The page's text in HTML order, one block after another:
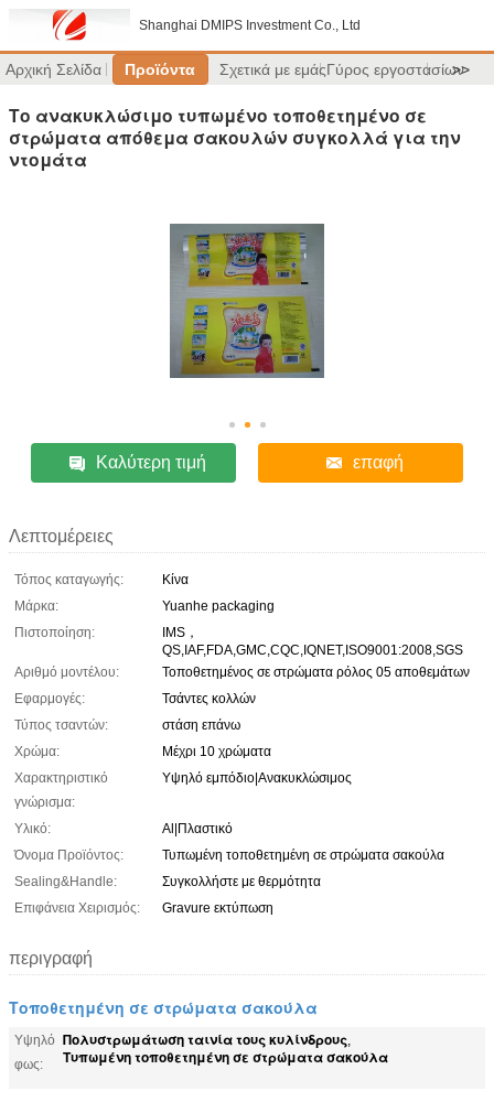
Shanghai DMIPS Investment Co., Ltd
Αρχική Σελίδα Προϊόντα Σχετικά με εμάςΓύρος εργοστασίων
>>
Το ανακυκλώσιμο τυπωμένο τοποθετημένο σε
στρώματα απόθεμα σακουλών συγκολλά για την
ντομάτα
Καλύτερη τιμή επαφή
Λεπτομέρειες
Τόπος καταγωγής:
Κίνα
Μάρκα:
Yuanhe packaging
Πιστοποίηση:
IMS，
QS,IAF,FDA,GMC,CQC,IQNET,ISO9001:2008,SGS
Αριθμό μοντέλου:
Τοποθετημένος σε στρώματα ρόλος 05 αποθεμάτων
Εφαρμογές:
Τσάντες κολλών
Τύπος τσαντών:
στάση επάνω
Χρώμα:
Μέχρι 10 χρώματα
Χαρακτηριστικό
γνώρισμα:
Υψηλό εμπόδιο|Ανακυκλώσιμος
Υλικό:
Al|Πλαστικό
Όνομα Προϊόντος:
Τυπωμένη τοποθετημένη σε στρώματα σακούλα
Sealing&Handle:
Συγκολλήστε με θερμότητα
Επιφάνεια Χειρισμός:
Gravure εκτύπωση
περιγραφή
Τοποθετημένη σε στρώματα σακούλα
Υψηλό
φως:
Πολυστρωμάτωση ταινία τους κυλίνδρους,
Τυπωμένη τοποθετημένη σε στρώματα σακούλα